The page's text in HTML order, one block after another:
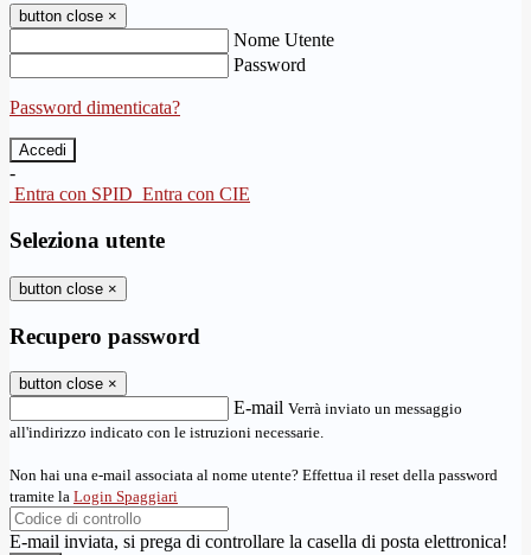
button close ×
Nome Utente
Password
Password dimenticata?
-
Entra con SPID Entra con CIE
Seleziona utente
button close ×
Recupero password
button close ×
E-mail Verrà inviato un messaggio
all'indirizzo indicato con le istruzioni necessarie.
Non hai una e-mail associata al nome utente? Effettua il reset della password
tramite la Login Spaggiari
E-mail inviata, si prega di controllare la casella di posta elettronica!